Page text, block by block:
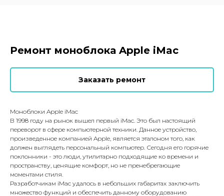
Ремонт моноблока Apple iMac
Заказать ремонт
Моноблоки Apple iMac
В 1998 году на рынок вышел первый iMac. Это был настоящий
переворот в сфере компьютерной техники. Данное устройство,
произведенное компанией Apple, является эталоном того, как
должен выглядеть персональный компьютер. Сегодня его горячие
поклонники - это люди, утилитарно подходящие ко времени и
пространству, ценящие комфорт, но не пренебрегающие
моментами стиля.
Разработчикам iMac удалось в небольших габаритах заключить
множество функций и обеспечить данному оборудованию